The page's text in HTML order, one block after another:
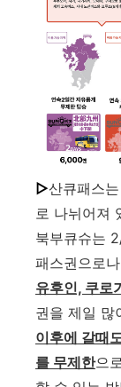
▷산큐패스
로 나뉘어져
북부큐슈는
패스권으로
유후인, 쿠로
권을 제일 많
이후에 갈때
를 무제한으